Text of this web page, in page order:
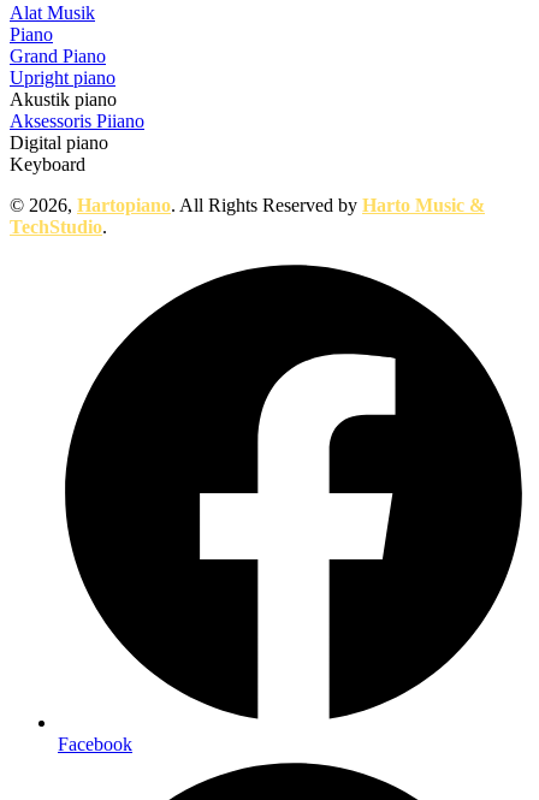
Alat Musik
Piano
Grand Piano
Upright piano
Akustik piano
Aksessoris Piiano
Digital piano
Keyboard
© 2026, Hartopiano. All Rights Reserved by Harto Music &
TechStudio.
Facebook